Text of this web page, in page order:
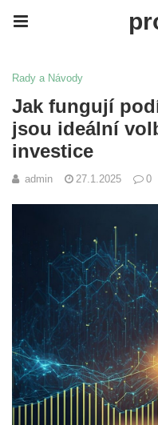
Rady a Návody
Jak fungují
jsou ideální
investice
admin 27.1.2025 0